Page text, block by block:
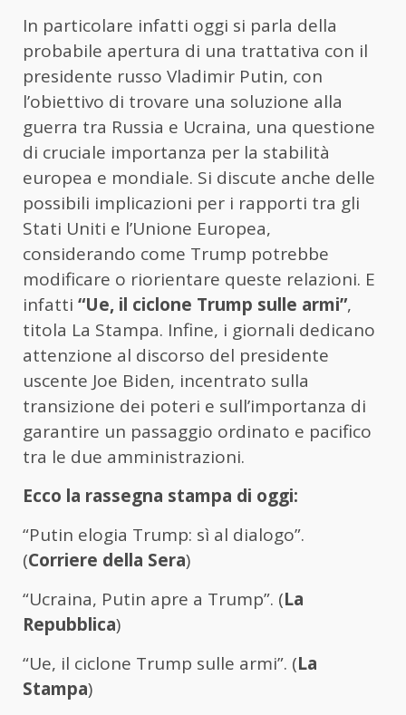
In particolare infatti oggi si parla della
probabile apertura di una trattativa con il
presidente russo Vladimir Putin, con
l’obiettivo di trovare una soluzione alla
guerra tra Russia e Ucraina, una questione
di cruciale importanza per la stabilità
europea e mondiale. Si discute anche delle
possibili implicazioni per i rapporti tra gli
Stati Uniti e l’Unione Europea,
considerando come Trump potrebbe
modificare o riorientare queste relazioni. E
infatti “Ue, il ciclone Trump sulle armi”,
titola La Stampa. Infine, i giornali dedicano
attenzione al discorso del presidente
uscente Joe Biden, incentrato sulla
transizione dei poteri e sull’importanza di
garantire un passaggio ordinato e pacifico
tra le due amministrazioni.
Ecco la rassegna stampa di oggi:
“Putin elogia Trump: sì al dialogo”.
(Corriere della Sera)
“Ucraina, Putin apre a Trump”. (La
Repubblica)
“Ue, il ciclone Trump sulle armi”. (La
Stampa)